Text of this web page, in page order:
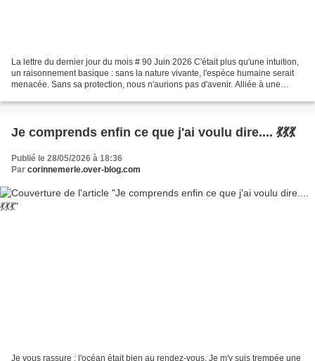
La lettre du dernier jour du mois # 90 Juin 2026 C'était plus qu'une intuition,
un raisonnement basique : sans la nature vivante, l'espèce humaine serait
menacée. Sans sa protection, nous n'aurions pas d'avenir. Alliée à une
Je comprends enfin ce que j'ai voulu dire.... 💃💃💃
Publié le 28/05/2026 à 18:36
Par corinnemerle.over-blog.com
Je vous rassure : l'océan était bien au rendez-vous. Je m'y suis trempée une